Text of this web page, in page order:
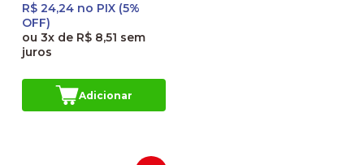
R$ 24,24 no PIX (5%
OFF)
ou 3x de R$ 8,51 sem
juros
Adicionar